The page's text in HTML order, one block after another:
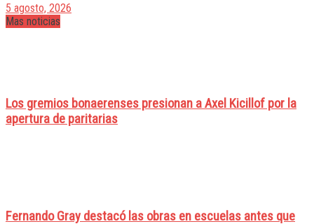
5 agosto, 2026
Mas noticias
Los gremios bonaerenses presionan a Axel Kicillof por la
apertura de paritarias
Fernando Gray destacó las obras en escuelas antes que